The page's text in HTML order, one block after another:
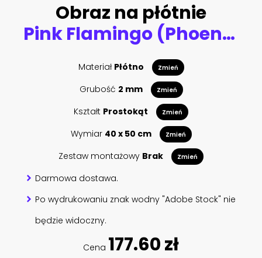
Obraz na płótnie
Pink Flamingo (Phoenicopterus roseus), Walvis Bay, Erongo District, Namibia, Africa
Materiał Płótno Zmień
Grubość 2 mm Zmień
Kształt Prostokąt Zmień
Wymiar 40 x 50 cm Zmień
Zestaw montażowy Brak Zmień
Darmowa dostawa.
Po wydrukowaniu znak wodny "Adobe Stock" nie
będzie widoczny.
Cena 177.60 zł